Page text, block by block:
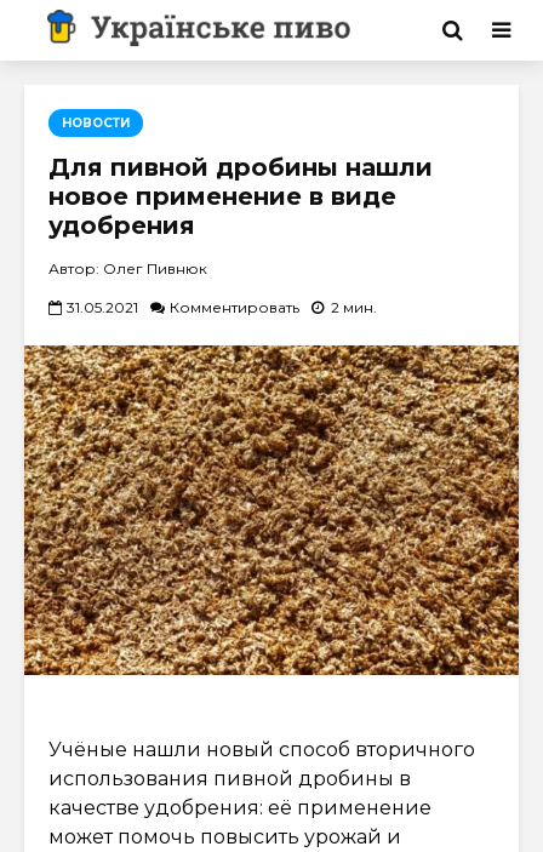
НОВОСТИ
Для пивной дробины нашли
новое применение в виде
удобрения
Автор: Олег Пивнюк
31.05.2021 Комментировать 2 мин.
Учёные нашли новый способ вторичного
использования пивной дробины в
качестве удобрения: её применение
может помочь повысить урожай и